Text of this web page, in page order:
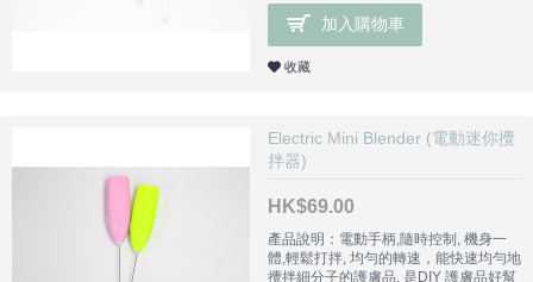
加入購物車
收藏
Electric Mini Blender (電動迷你攪
拌器)
HK$69.00
產品說明：電動手柄,隨時控制, 機身一
體,輕鬆打拌, 均勻的轉速，能快速均勻地
攪拌細分子的護膚品, 是DIY 護膚品好幫